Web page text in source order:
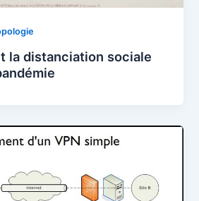
la distanciation sociale